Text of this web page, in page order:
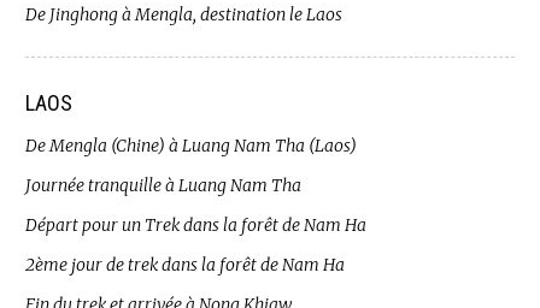
De Jinghong à Mengla, destination le Laos
LAOS
De Mengla (Chine) à Luang Nam Tha (Laos)
Journée tranquille à Luang Nam Tha
Départ pour un Trek dans la forêt de Nam Ha
2ème jour de trek dans la forêt de Nam Ha